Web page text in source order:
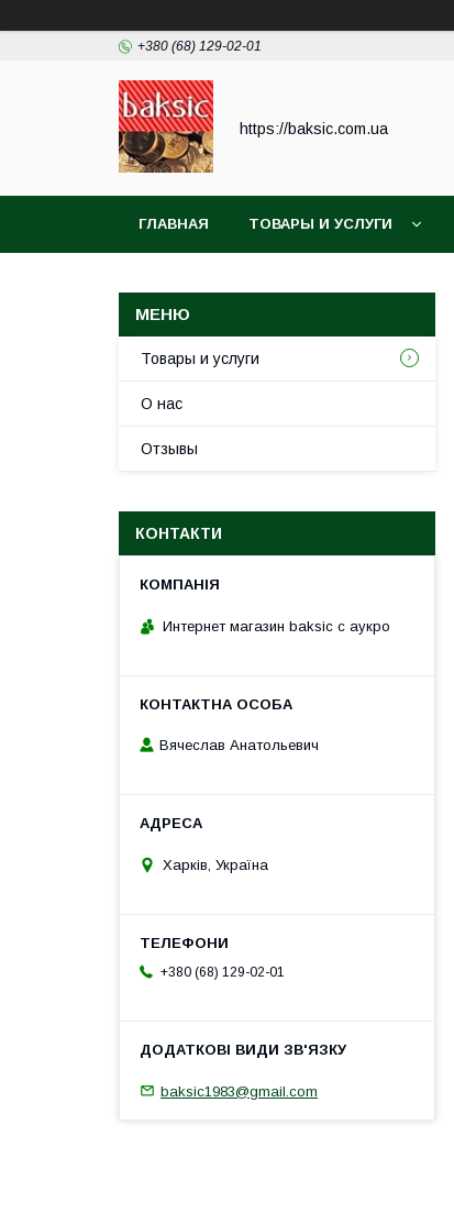
+380 (68) 129-02-01
https://baksic.com.ua
ГЛАВНАЯ ТОВАРЫ И УСЛУГИ
Товары и услуги
О нас
Отзывы
КОНТАКТИ
Интернет магазин baksic с аукро
Вячеслав Анатольевич
Харків, Україна
+380 (68) 129-02-01
baksic1983@gmail.com